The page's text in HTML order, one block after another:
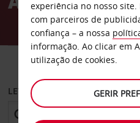
Avis
CARRO
LEVANTAR EM
experiência no nosso
com parceiros de
confiança – a nossa
informação. Ao clicar em
utilização de cookies.
GERIR